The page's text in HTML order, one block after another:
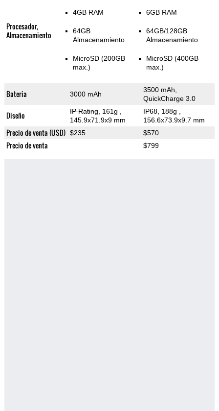
Procesador,
Almacenamiento
4GB RAM
64GB
Almacenamiento
MicroSD (200GB
max.)
6GB RAM
64GB/128GB
Almacenamiento
MicroSD (400GB
max.)
Bateria 3000 mAh
3500 mAh,
QuickCharge 3.0
Diseño IP Rating, 161g
145.9x71.9x9 mm
IP68, 188g
156.6x73.9x9.7 mm
Precio de venta (USD) $235 $570
Precio de venta $799